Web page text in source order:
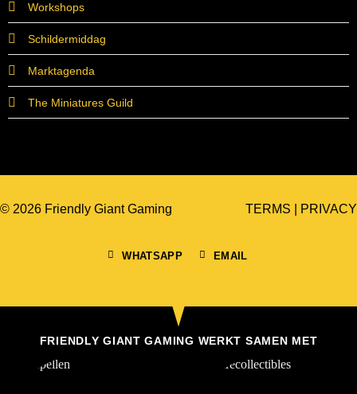
Workshops
Schildermiddag
Marktagenda
The Miniatures Guild
© 2026 Friendly Giant Gaming
WHATSAPP EMAIL
TERMS PRIVACY
FRIENDLY GIANT GAMING WERKT SAMEN MET